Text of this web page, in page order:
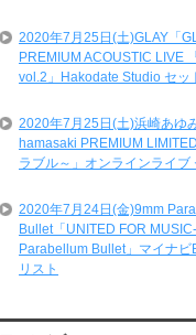
2020年7月25日(土)GLAY「
PREMIUM ACOUSTIC LIVE
vol.2」Hakodate Studio セッ
2020年7月25日(土)浜崎あゆ
hamasaki PREMIUM
ラブル～」オンラインライブ
2020年7月24日(金)9mm
Bullet「UNITED FOR
Parabellum Bullet」マイナビ
リスト